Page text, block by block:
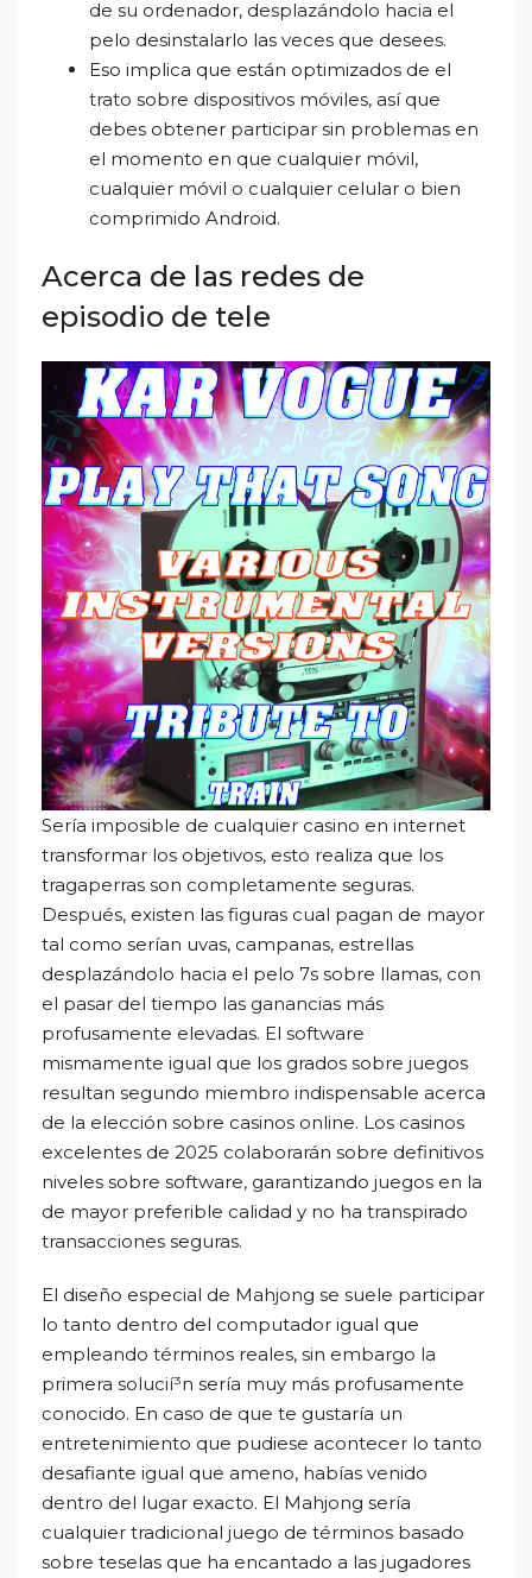
de su ordenador, desplazándolo hacia el
pelo desinstalarlo las veces que desees.
Eso implica que están optimizados de el
trato sobre dispositivos móviles, así que
debes obtener participar sin problemas en
el momento en que cualquier móvil,
cualquier móvil o cualquier celular o bien
comprimido Android.
Acerca de las redes de
episodio de tele
Serí­a imposible de cualquier casino en internet
transformar los objetivos, esto realiza que los
tragaperras son completamente seguras.
Después, existen las figuras cual pagan de mayor
tal como serían uvas, campanas, estrellas
desplazándolo hacia el pelo 7s sobre llamas, con
el pasar del tiempo las ganancias más
profusamente elevadas. El software
mismamente­ igual que los grados sobre juegos
resultan segundo miembro indispensable acerca
de la elección sobre casinos online. Los casinos
excelentes de 2025 colaborarán sobre definitivos
niveles sobre software, garantizando juegos en la
de mayor preferible calidad y no ha transpirado
transacciones seguras.
El diseño especial de Mahjong se suele participar
lo tanto dentro del computador igual que
empleando términos reales, sin embargo la
primera solucií³n serí­a muy más profusamente
conocido. En caso de que te gustaría un
entretenimiento que pudiese acontecer lo tanto
desafiante igual que ameno, habías venido
dentro del lugar exacto. El Mahjong serí­a
cualquier tradicional juego de términos basado
sobre teselas que ha encantado a las jugadores